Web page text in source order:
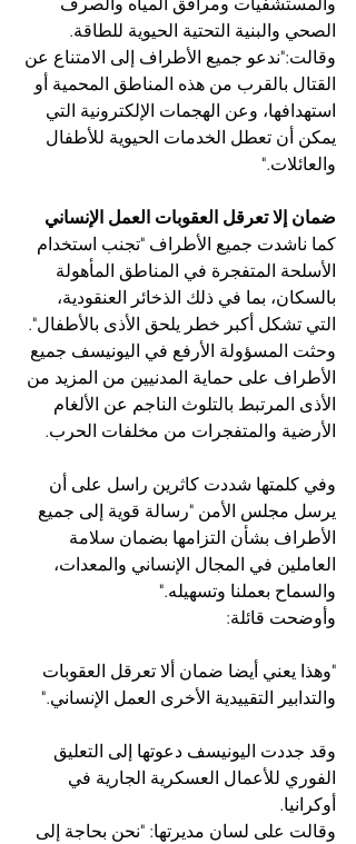
الصحي والبنية التحتية الحيوية للطاقة.
وقالت:"ندعو جميع الأطراف إلى الامتناع عن
القتال بالقرب من هذه المناطق المحمية أو
استهدافها، وعن الهجمات الإلكترونية التي
يمكن أن تعطل الخدمات الحيوية للأطفال
والعائلات."
ضمان إلا تعرقل العقوبات العمل الإنساني
كما ناشدت جميع الأطراف "تجنب استخدام
الأسلحة المتفجرة في المناطق المأهولة
بالسكان، بما في ذلك الذخائر العنقودية،
التي تشكل أكبر خطر يلحق الأذى بالأطفال".
وحثت المسؤولة الأرفع في اليونيسف جميع
الأطراف على حماية المدنيين من المزيد من
الأذى المرتبط بالتلوث الناجم عن الألغام
الأرضية والمتفجرات من مخلفات الحرب.
وفي كلمتها شددت كاثرين راسل على أن
يرسل مجلس الأمن "رسالة قوية إلى جميع
الأطراف بشأن التزامها بضمان سلامة
العاملين في المجال الإنساني والمعدات،
والسماح بعملنا وتسهيله."
وأوضحت قائلة:
"وهذا يعني أيضا ضمان ألا تعرقل العقوبات
والتدابير التقييدية الأخرى العمل الإنساني."
وقد جددت اليونيسف دعوتها إلى التعليق
الفوري للأعمال العسكرية الجارية في
أوكرانيا.
وقالت على لسان مديرتها: "نحن بحاجة إلى